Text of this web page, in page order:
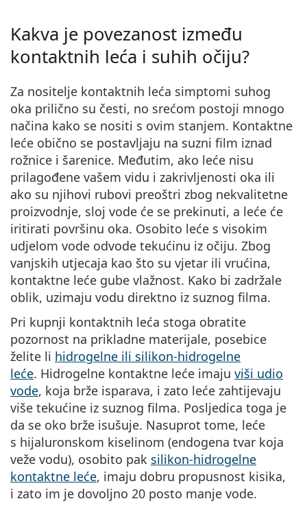
Kakva je povezanost između
kontaktnih leća i suhih očiju?
Za nositelje kontaktnih leća simptomi suhog
oka prilično su česti, no srećom postoji mnogo
načina kako se nositi s ovim stanjem. Kontaktne
leće obično se postavljaju na suzni film iznad
rožnice i šarenice. Međutim, ako leće nisu
prilagođene vašem vidu i zakrivljenosti oka ili
ako su njihovi rubovi preoštri zbog nekvalitetne
proizvodnje, sloj vode će se prekinuti, a leće će
iritirati površinu oka. Osobito leće s visokim
udjelom vode odvode tekućinu iz očiju. Zbog
vanjskih utjecaja kao što su vjetar ili vrućina,
kontaktne leće gube vlažnost. Kako bi zadržale
oblik, uzimaju vodu direktno iz suznog filma.
Pri kupnji kontaktnih leća stoga obratite
pozornost na prikladne materijale, posebice
želite li hidrogelne ili silikon-hidrogelne
leće. Hidrogelne kontaktne leće imaju viši udio
vode, koja brže isparava, i zato leće zahtijevaju
više tekućine iz suznog filma. Posljedica toga je
da se oko brže isušuje. Nasuprot tome, leće
s hijaluronskom kiselinom (endogena tvar koja
veže vodu), osobito pak silikon-hidrogelne
kontaktne leće, imaju dobru propusnost kisika,
i zato im je dovoljno 20 posto manje vode.